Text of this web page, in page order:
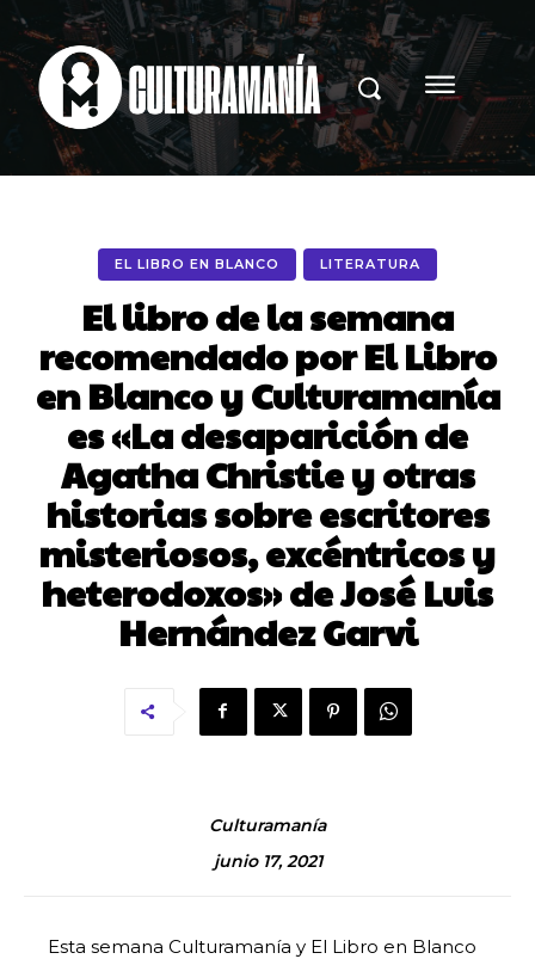
EL LIBRO EN BLANCO LITERATURA
El libro de la semana
recomendado por El Libro
en Blanco y Culturamanía
es «La desaparición de
Agatha Christie y otras
historias sobre escritores
misteriosos, excéntricos y
heterodoxos» de José Luis
Hernández Garvi
Culturamanía
junio 17, 2021
Esta semana Culturamanía y El Libro en Blanco